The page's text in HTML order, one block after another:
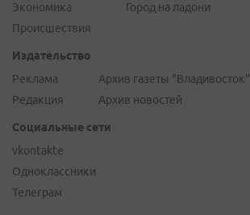
Экономика
Происшествия
Город на ладони
Издательство
Реклама
Редакция
Архив газеты "Владивосток"
Архив новостей
Социальные сети
vkontakte
Одноклассники
Телеграм